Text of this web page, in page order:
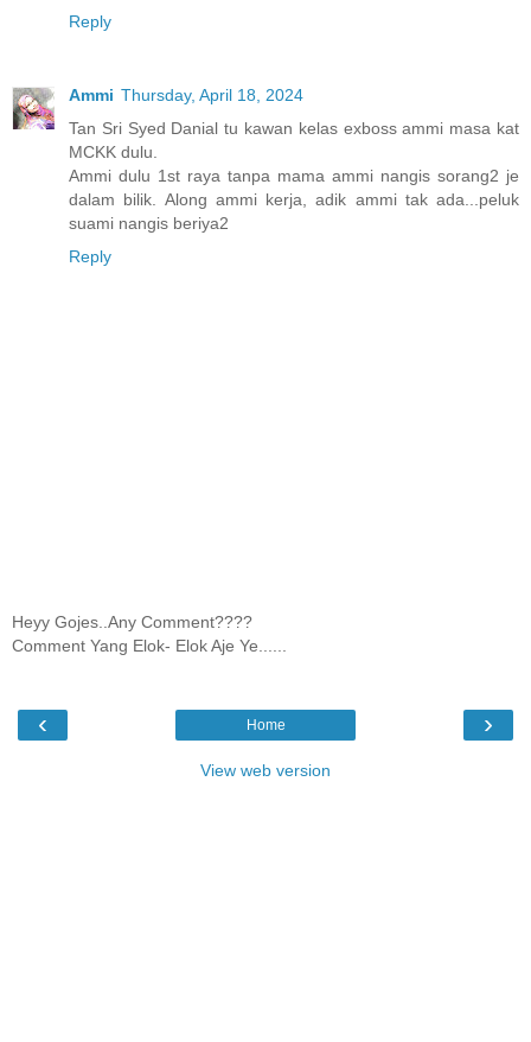
Reply
Ammi Thursday, April 18, 2024
Tan Sri Syed Danial tu kawan kelas exboss ammi masa kat
MCKK dulu.
Ammi dulu 1st raya tanpa mama ammi nangis sorang2 je
dalam bilik. Along ammi kerja, adik ammi tak ada...peluk
suami nangis beriya2
Reply
Heyy Gojes..Any Comment????
Comment Yang Elok- Elok Aje Ye......
‹ ›
Home
View web version